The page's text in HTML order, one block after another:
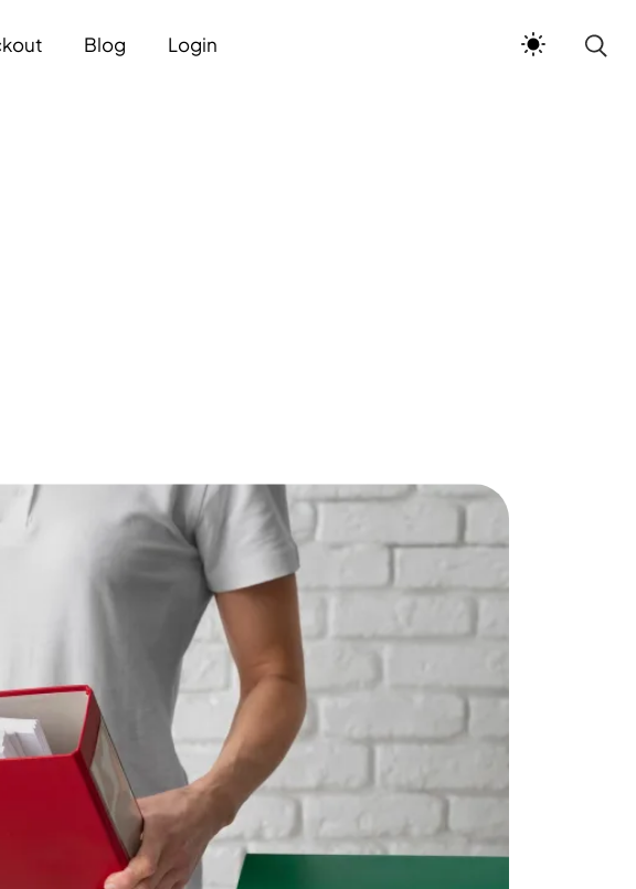
Blog Login